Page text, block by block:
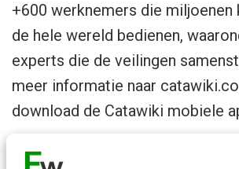
+600 werknemers die miljoenen
de hele wereld bedienen,
experts die de veilingen
meer informatie naar
download de Catawiki mobiele
Over de UEFA Foundation for